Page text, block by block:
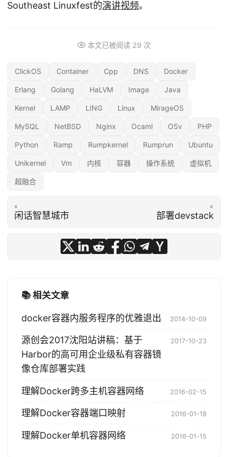
Southeast Linuxfest的演讲视频。
本文已被阅读 29 次
ClickOS Container Cpp DNS Docker
Erlang Golang HaLVM Image Java
Kernel LAMP LING Linux MirageOS
MySQL NetBSD Nginx Ocaml OSv PHP
Python Ramp Rumpkernel Rumprun Ubuntu
Unikernel Vm 内核 容器 操作系统 虚拟机
超融合
«
闲话智慧城市
»
部署devstack
📚 相关文章
docker容器内服务程序的优雅退出 2014-10-09
源创会2017沈阳站讲稿：基于
Harbor的高可用企业级私有容器镜
像仓库部署实践
2017-10-23
理解Docker跨多主机容器网络 2016-02-15
理解Docker容器端口映射 2016-01-18
理解Docker单机容器网络 2016-01-15